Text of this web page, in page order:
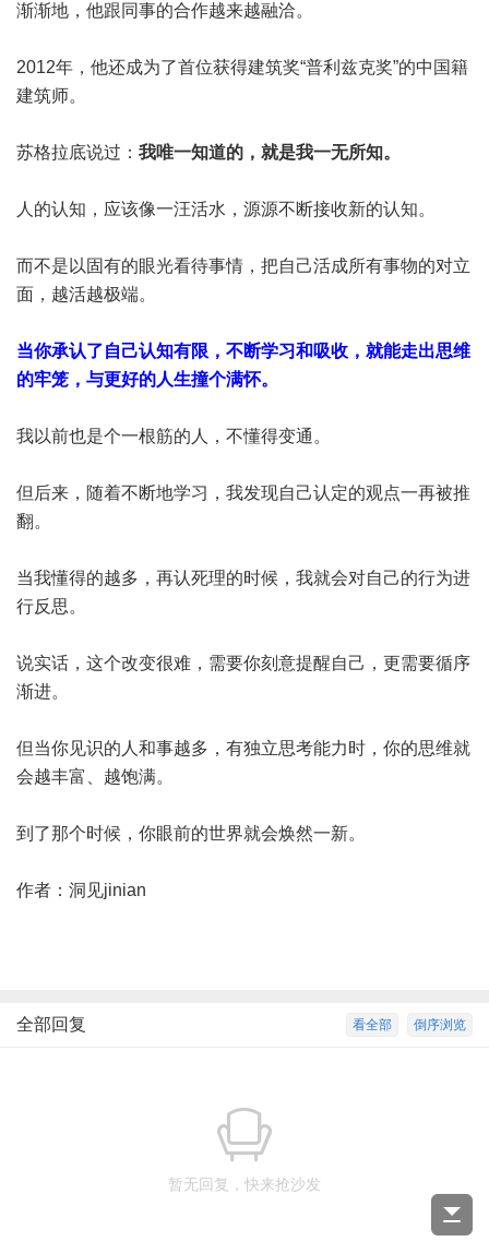
渐渐地，他跟同事的合作越来越融洽。
2012年，他还成为了首位获得建筑奖“普利兹克奖”的中国籍
建筑师。
苏格拉底说过： 我唯一知道的，就是我一无所知。
人的认知，应该像一汪活水，源源不断接收新的认知。
而不是以固有的眼光看待事情，把自己活成所有事物的对立
面，越活越极端。
当你承认了自己认知有限，不断学习和吸收，就能走出思维
的牢笼，与更好的人生撞个满怀。
我以前也是个一根筋的人，不懂得变通。
但后来，随着不断地学习，我发现自己认定的观点一再被推
翻。
当我懂得的越多，再认死理的时候，我就会对自己的行为进
行反思。
说实话，这个改变很难，需要你刻意提醒自己，更需要循序
渐进。
但当你见识的人和事越多，有独立思考能力时，你的思维就
会越丰富、越饱满。
到了那个时候，你眼前的世界就会焕然一新。
作者：洞见jinian
倒序浏览
看全部
全部回复
暂无回复，快来抢沙发